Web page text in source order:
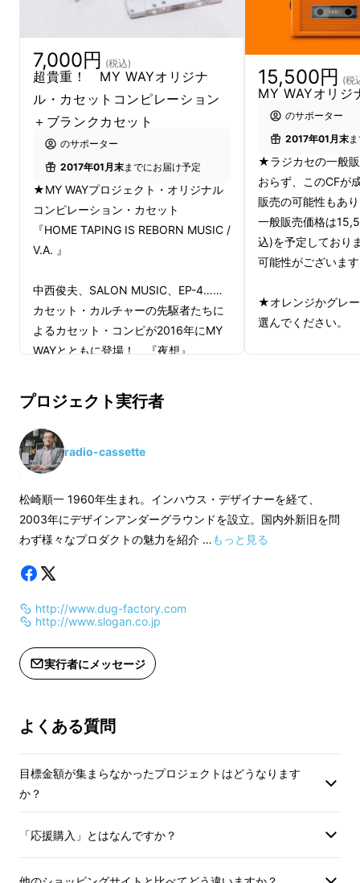
Future is HERE。いま、再生ボタンを押して
ください。
ラジカセ、というとどのようなイメージを持た
カセってなに？ カセットってなに？ という
きっと皆さんおわかりですよね。
7,000円 (税込)
超貴重！ MY WAYオリジナ
ル・カセットコンピレーション
＋ブランクカセット
のサポーター
2017年01月末までにお届け予定
★MY WAYプロジェクト・オリジナル
コンピレーション・カセット
『HOME TAPING IS REBORN MUSIC /
V.A. 』
中西俊夫、SALON MUSIC、EP-4……
カセット・カルチャーの先駆者たちに
よるカセット・コンピが2016年にMY
WAYとともに登場！ 『夜想』
再興を記念するこのオリジナルコン
ピ、ここでしか手に入りません！
★スペシャルブックレット付……いま
甦るカセットブック！
★【ダビング用】MY WAYプロジェク
ト・オリジナル・ブランクカセット
本
い！
★松崎順一執筆・特別メールエッセイ
「人間はラジカセである」
15,500円 (税
MY WAYオリジ
のサポーター
2017年01月末
★ラジカセの一般
おらず、このCFが
販売の可能性もあ
一般販売価格は
込)を予定しており
可能性がございま
★オレンジかグレ
選んでください。
プロジェクト実行者
radio-cassette
松崎順一 1960年生まれ。インハウス・デザイナーを経て、
2003年にデザインアンダーグラウンドを設立。国内外新旧を問
わず様々なプロダクトの魅力を紹介 …もっと見る
http://www.dug-factory.com
http://www.slogan.co.jp
実行者にメッセージ
よくある質問
目標金額が集まらなかったプロジェクトはどうなります
か？
「応援購入」とはなんですか？